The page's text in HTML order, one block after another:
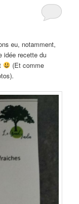
eu, notamment,
idée recette du
(Et comme